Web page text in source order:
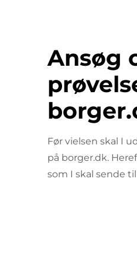
Ansøg
Før vielsen skal I
på borger.dk.
som I skal sende